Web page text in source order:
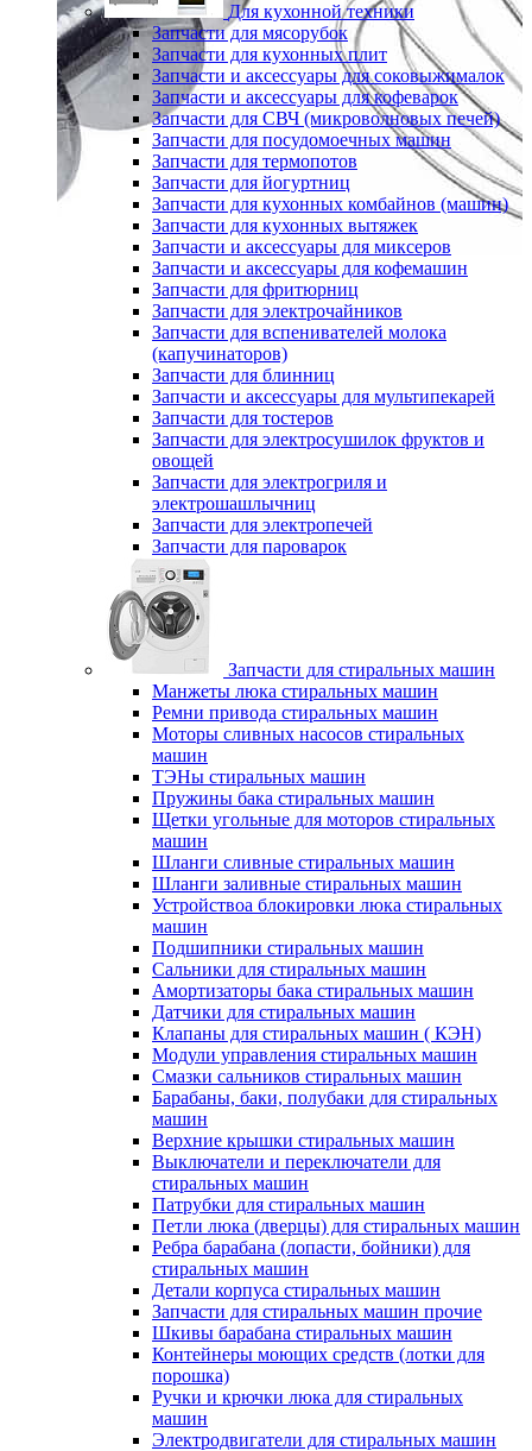
Для кухонной техники
Запчасти для мясорубок
Запчасти для кухонных плит
Запчасти и аксессуары для соковыжималок
Запчасти и аксессуары для кофеварок
Запчасти для СВЧ (микроволновых печей)
Запчасти для посудомоечных машин
Запчасти для термопотов
Запчасти для йогуртниц
Запчасти для кухонных комбайнов (машин)
Запчасти для кухонных вытяжек
Запчасти и аксессуары для миксеров
Запчасти и аксессуары для кофемашин
Запчасти для фритюрниц
Запчасти для электрочайников
Запчасти для вспенивателей молока
(капучинаторов)
Запчасти для блинниц
Запчасти и аксессуары для мультипекарей
Запчасти для тостеров
Запчасти для электросушилок фруктов и
овощей
Запчасти для электрогриля и
электрошашлычниц
Запчасти для электропечей
Запчасти для пароварок
Запчасти для стиральных машин
Манжеты люка стиральных машин
Ремни привода стиральных машин
Моторы сливных насосов стиральных
машин
ТЭНы стиральных машин
Пружины бака стиральных машин
Щетки угольные для моторов стиральных
машин
Шланги сливные стиральных машин
Шланги заливные стиральных машин
Устройствоа блокировки люка стиральных
машин
Подшипники стиральных машин
Сальники для стиральных машин
Амортизаторы бака стиральных машин
Датчики для стиральных машин
Клапаны для стиральных машин ( КЭН)
Модули управления стиральных машин
Смазки сальников стиральных машин
Барабаны, баки, полубаки для стиральных
машин
Верхние крышки стиральных машин
Выключатели и переключатели для
стиральных машин
Патрубки для стиральных машин
Петли люка (дверцы) для стиральных машин
Ребра барабана (лопасти, бойники) для
стиральных машин
Детали корпуса стиральных машин
Запчасти для стиральных машин прочие
Шкивы барабана стиральных машин
Контейнеры моющих средств (лотки для
порошка)
Ручки и крючки люка для стиральных
машин
Электродвигатели для стиральных машин